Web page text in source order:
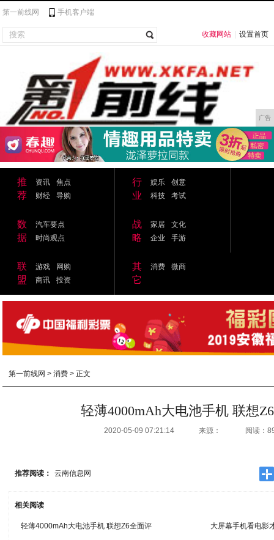
第一前线网 手机客户端
收藏网站 设置首页
广告
推
荐
资讯
焦点
财经
导购
行
业
娱乐
创意
科技
考试
数
据
汽车要点
时尚观点
战
略
家居
文化
企业
手游
联
盟
游戏
网购
商讯
投资
其
它
消费 微商
第一前线网 >消费 > 正文
轻薄4000mAh大电池手机 联想
2020-05-09 07:21:14 来源： 阅读：
推荐阅读： 云南信息网
相关阅读
轻薄4000mAh大电池手机 联想Z6全面评 大屏幕手机看电影